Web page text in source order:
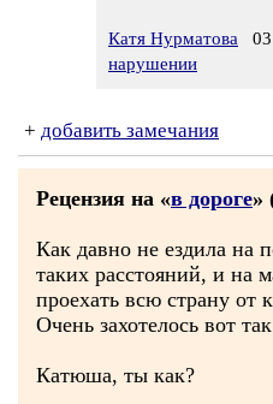
Катя Нурматова
нарушении
+ добавить замечания
Рецензия на «в дороге»
Как давно не ездила на
таких расстояний, и на
проехать всю страну от
Очень захотелось вот
Катюша, ты как?